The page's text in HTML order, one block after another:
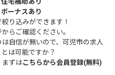
住宅補助あり
ボーナスあり
り込みができます！
からご確認ください。
自信が無いので、可児市の求人
は可能ですか？
まずはこちらから会員登録(無料)